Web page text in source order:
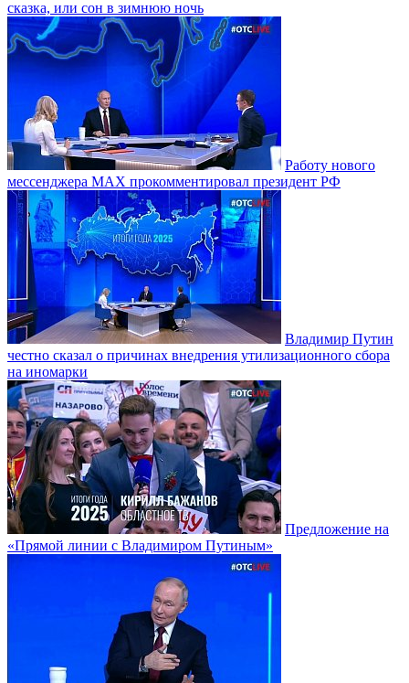
сказка, или сон в зимнюю ночь
Работу нового
мессенджера MAX прокомментировал президент РФ
Владимир Путин
честно сказал о причинах внедрения утилизационного сбора
на иномарки
Предложение на
«Прямой линии с Владимиром Путиным»